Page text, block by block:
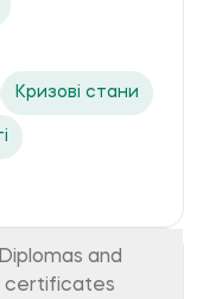
Кризові стани
Diplomas and
certificates